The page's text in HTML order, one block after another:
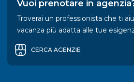
Vuoi prenotare in
Troverai un professionista che ti
vacanza più adatta alle tue
CERCA AGENZIE